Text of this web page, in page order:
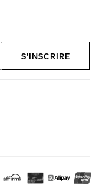
S'INSCRIRE